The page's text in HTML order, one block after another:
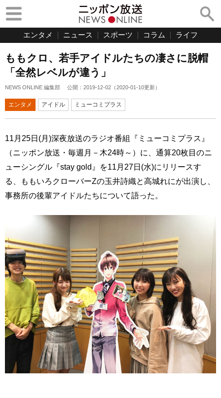
エンタメ ニュース スポーツ コラム ライフ
ももクロ、若手アイドルたちの凄さに脱帽
「全然レベルが違う」
NEWS ONLINE 編集部 公開： 2019-12-02 （2020-01-10更新）
エンタメ アイドル ミューコミプラス
11月25日(月)深夜放送のラジオ番組『ミューコミプラス』
（ニッポン放送・毎週月－木24時～）に、通算20枚目のニ
ューシングル『stay gold』を11月27日(水)にリリースす
る、ももいろクローバーZの玉井詩織と高城れにが出演し、
事務所の後輩アイドルたちについて語った。